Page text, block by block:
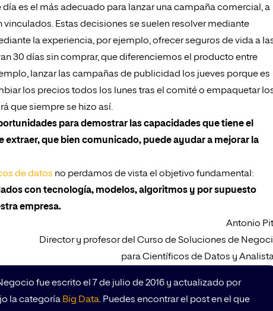
es el más adecuado para lanzar una campaña comercial, a
Estas decisiones se suelen resolver mediante
la experiencia, por ejemplo, ofrecer seguros de vida a
30 días sin comprar, que diferenciemos el producto entre
lanzar las campañas de publicidad los jueves porque es
los precios todos los lunes tras el comité o empaquetar
que siempre se hizo así.
para demostrar las capacidades que tiene el
que bien comunicado, puede ayudar a mejorar la
de datos no perdamos de vista el objetivo fundamental:
con tecnología, modelos, algoritmos y por supuesto
empresa.
Antonio
Director y profesor del Curso de Soluciones de
para Científicos de Datos y
fue escrito el 7 de julio de 2016 y actualizado por
la categoría Big Data. Puedes encontrar el post en el que